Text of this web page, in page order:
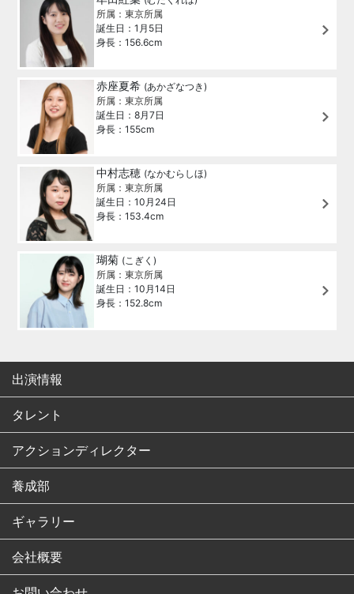
所属：東京所属
誕生日：1月5日
身長：156.6cm
赤座夏希 (あかざなつき)
所属：東京所属
誕生日：8月7日
身長：155cm
中村志穂 (なかむらしほ)
所属：東京所属
誕生日：10月24日
身長：153.4cm
瑚菊 (こぎく)
所属：東京所属
誕生日：10月14日
身長：152.8cm
出演情報
タレント
アクションディレクター
養成部
ギャラリー
会社概要